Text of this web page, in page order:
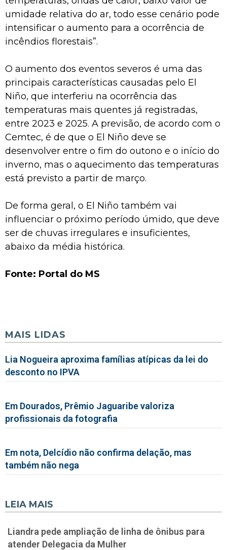
umidade relativa do ar, todo esse cenário pode
intensificar o aumento para a ocorrência de
incêndios florestais”.
O aumento dos eventos severos é uma das
principais características causadas pelo El
Niño, que interferiu na ocorrência das
temperaturas mais quentes já registradas,
entre 2023 e 2025. A previsão, de acordo com o
Cemtec, é de que o El Niño deve se
desenvolver entre o fim do outono e o início do
inverno, mas o aquecimento das temperaturas
está previsto a partir de março.
De forma geral, o El Niño também vai
influenciar o próximo período úmido, que deve
ser de chuvas irregulares e insuficientes,
abaixo da média histórica.
Fonte: Portal do MS
MAIS LIDAS
Lia Nogueira aproxima famílias atípicas da lei do
desconto no IPVA
Em Dourados, Prêmio Jaguaribe valoriza
profissionais da fotografia
Em nota, Delcídio não confirma delação, mas
também não nega
LEIA MAIS
Liandra pede ampliação de linha de ônibus para
atender Delegacia da Mulher